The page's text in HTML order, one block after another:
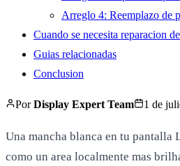
Arreglo 4: Reemplazo de
Cuando se necesita reparacion
Guias relacionadas
Conclusion
PorDisplay Expert Team 1 de
Una mancha blanca en tu pantalla
como un area localmente mas